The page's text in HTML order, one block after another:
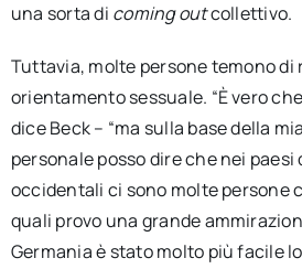
una sorta di coming outcollettivo.
Tuttavia, molte persone temono di
orientamento sessuale. “È vero
dice Beck – “ma sulla base della
personale posso dire che nei paesi
occidentali ci sono molte persone
quali provo una grande
Germania è stato molto più facile